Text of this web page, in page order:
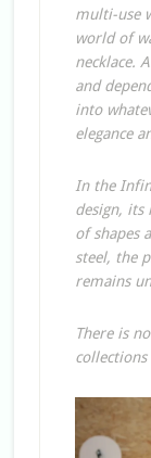
multi-use
world of
necklace.
and
into
elegance
In the
design, its
of shapes
steel, the
remains
There is